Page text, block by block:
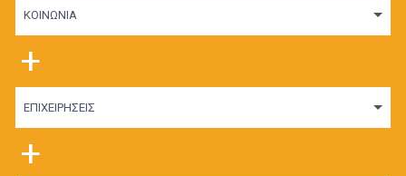
ΚΟΙΝΩΝΙΑ
+
ΕΠΙΧΕΙΡΗΣΕΙΣ
+